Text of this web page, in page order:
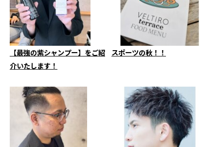
【最強の紫シャンプー】をご紹
介いたします！
スポーツの秋！！